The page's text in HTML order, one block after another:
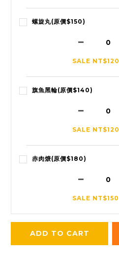
螺旋丸(原價$150)
SALE NT$120
旗魚黑輪(原價$140)
SALE NT$120
赤肉焿(原價$180)
SALE NT$150
ADD TO CART